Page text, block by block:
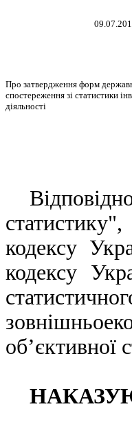
Про затвердження форм
спостереження зі статистики
діяльності
кодексу
кодексу
об’єктивної